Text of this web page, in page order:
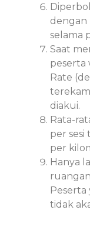
dengan
selama
Saat
peserta
Rate
diakui.
Rata-
per sesi
per
Hanya
tidak